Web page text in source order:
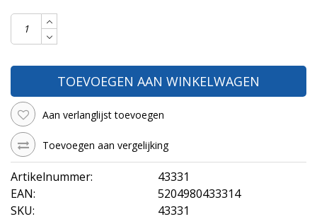
TOEVOEGEN AAN WINKELWAGEN
Aan verlanglijst toevoegen
Toevoegen aan vergelijking
Artikelnummer:
43331
EAN:
5204980433314
SKU:
43331